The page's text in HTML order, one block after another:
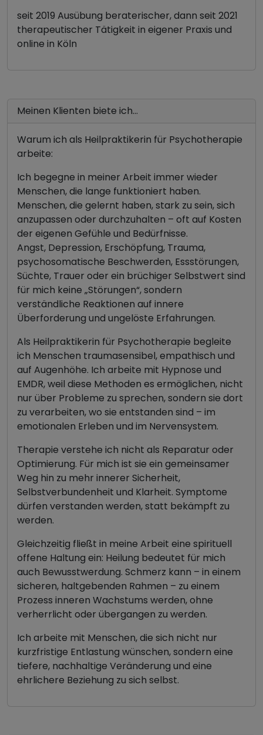
seit 2019 Ausübung beraterischer, dann seit 2021
therapeutischer Tätigkeit in eigener Praxis und
online in Köln
Meinen Klienten biete ich...
Warum ich als Heilpraktikerin für Psychotherapie
arbeite:
Ich begegne in meiner Arbeit immer wieder
Menschen, die lange funktioniert haben.
Menschen, die gelernt haben, stark zu sein, sich
anzupassen oder durchzuhalten – oft auf Kosten
der eigenen Gefühle und Bedürfnisse.
Angst, Depression, Erschöpfung, Trauma,
psychosomatische Beschwerden, Essstörungen,
Süchte, Trauer oder ein brüchiger Selbstwert sind
für mich keine „Störungen“, sondern
verständliche Reaktionen auf innere
Überforderung und ungelöste Erfahrungen.
Als Heilpraktikerin für Psychotherapie begleite
ich Menschen traumasensibel, empathisch und
auf Augenhöhe. Ich arbeite mit Hypnose und
EMDR, weil diese Methoden es ermöglichen, nicht
nur über Probleme zu sprechen, sondern sie dort
zu verarbeiten, wo sie entstanden sind – im
emotionalen Erleben und im Nervensystem.
Therapie verstehe ich nicht als Reparatur oder
Optimierung. Für mich ist sie ein gemeinsamer
Weg hin zu mehr innerer Sicherheit,
Selbstverbundenheit und Klarheit. Symptome
dürfen verstanden werden, statt bekämpft zu
werden.
Gleichzeitig fließt in meine Arbeit eine spirituell
offene Haltung ein: Heilung bedeutet für mich
auch Bewusstwerdung. Schmerz kann – in einem
sicheren, haltgebenden Rahmen – zu einem
Prozess inneren Wachstums werden, ohne
verherrlicht oder übergangen zu werden.
Ich arbeite mit Menschen, die sich nicht nur
kurzfristige Entlastung wünschen, sondern eine
tiefere, nachhaltige Veränderung und eine
ehrlichere Beziehung zu sich selbst.